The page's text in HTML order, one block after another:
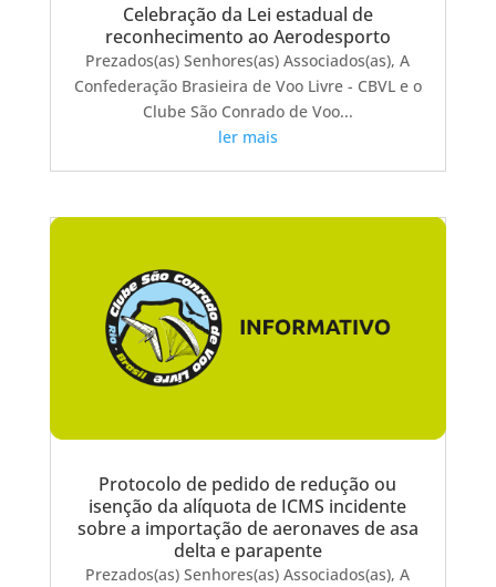
Celebração da Lei estadual de
reconhecimento ao Aerodesporto
Prezados(as) Senhores(as) Associados(as), A
Confederação Brasieira de Voo Livre - CBVL e o
Clube São Conrado de Voo...
ler mais
Protocolo de pedido de redução ou
isenção da alíquota de ICMS incidente
sobre a importação de aeronaves de asa
delta e parapente
Prezados(as) Senhores(as) Associados(as), A